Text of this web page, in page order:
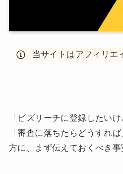
当サイトはアフィリエ
「ビズリーチに登録したい
「審査に落ちたらどうすれ
方に、まず伝えておくべき事